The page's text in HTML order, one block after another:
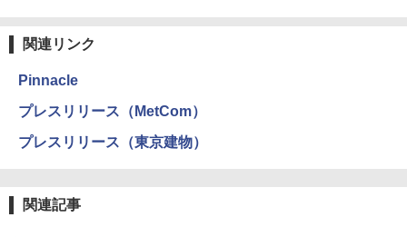
関連リンク
Pinnacle
プレスリリース（MetCom）
プレスリリース（東京建物）
関連記事